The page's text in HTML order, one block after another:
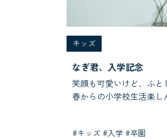
キッズ
なぎ君、入学記念
笑顔も可愛いけど、ふと
春からの小学校生活楽
#キッズ #入学 #卒園